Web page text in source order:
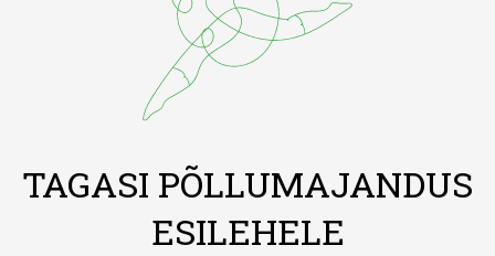
TAGASI PÕLLUMAJANDUS
ESILEHELE